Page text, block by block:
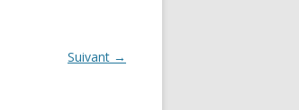
Suivant →